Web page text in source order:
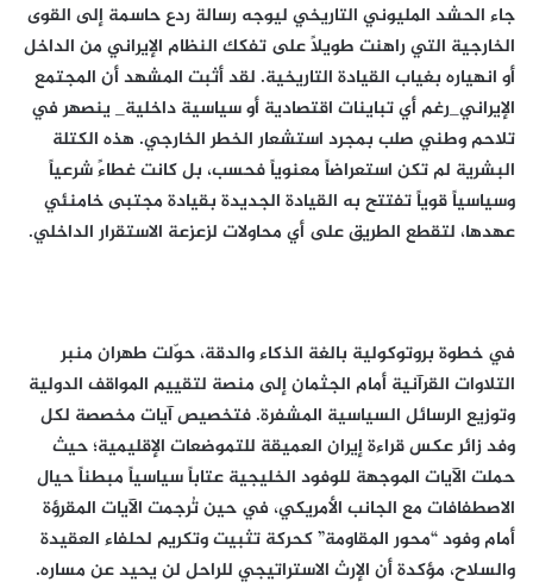
​جاء الحشد المليوني التاريخي ليوجه رسالة ردع حاسمة إلى القوى
الخارجية التي راهنت طويلاً على تفكك النظام الإيراني من الداخل
أو انهياره بغياب القيادة التاريخية. لقد أثبت المشهد أن المجتمع
الإيراني_رغم أي تباينات اقتصادية أو سياسية داخلية_ ينصهر في
تلاحم وطني صلب بمجرد استشعار الخطر الخارجي. هذه الكتلة
البشرية لم تكن استعراضاً معنوياً فحسب، بل كانت غطاءً شرعياً
وسياسياً قوياً تفتتح به القيادة الجديدة بقيادة مجتبى خامنئي
عهدها، لتقطع الطريق على أي محاولات لزعزعة الاستقرار الداخلي.
​في خطوة بروتوكولية بالغة الذكاء والدقة، حوّلت طهران منبر
التلاوات القرآنية أمام الجثمان إلى منصة لتقييم المواقف الدولية
وتوزيع الرسائل السياسية المشفرة. فتخصيص آيات مخصصة لكل
وفد زائر عكس قراءة إيران العميقة للتموضعات الإقليمية؛ حيث
حملت الآيات الموجهة للوفود الخليجية عتاباً سياسياً مبطناً حيال
الاصطفافات مع الجانب الأمريكي، في حين تُرجمت الآيات المقرؤة
أمام وفود “محور المقاومة” كحركة تثبيت وتكريم لحلفاء العقيدة
والسلاح، مؤكدة أن الإرث الاستراتيجي للراحل لن يحيد عن مساره.